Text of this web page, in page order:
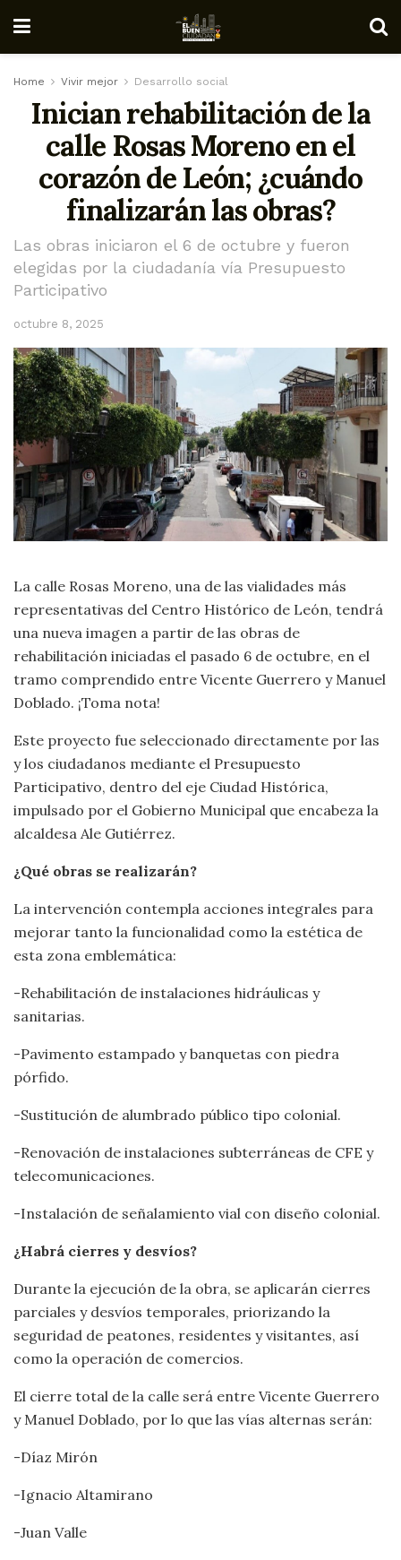
Home Vivir mejor Desarrollo social
Inician rehabilitación de la
calle Rosas Moreno en el
corazón de León; ¿cuándo
finalizarán las obras?
Las obras iniciaron el 6 de octubre y fueron
elegidas por la ciudadanía vía Presupuesto
Participativo
octubre 8, 2025
La calle Rosas Moreno, una de las vialidades más
representativas del Centro Histórico de León, tendrá
una nueva imagen a partir de las obras de
rehabilitación iniciadas el pasado 6 de octubre, en el
tramo comprendido entre Vicente Guerrero y Manuel
Doblado. ¡Toma nota!
Este proyecto fue seleccionado directamente por las
y los ciudadanos mediante el Presupuesto
Participativo, dentro del eje Ciudad Histórica,
impulsado por el Gobierno Municipal que encabeza la
alcaldesa Ale Gutiérrez.
¿Qué obras se realizarán?
La intervención contempla acciones integrales para
mejorar tanto la funcionalidad como la estética de
esta zona emblemática:
-Rehabilitación de instalaciones hidráulicas y
sanitarias.
-Pavimento estampado y banquetas con piedra
pórfido.
-Sustitución de alumbrado público tipo colonial.
-Renovación de instalaciones subterráneas de CFE y
telecomunicaciones.
-Instalación de señalamiento vial con diseño colonial.
¿Habrá cierres y desvíos?
Durante la ejecución de la obra, se aplicarán cierres
parciales y desvíos temporales, priorizando la
seguridad de peatones, residentes y visitantes, así
como la operación de comercios.
El cierre total de la calle será entre Vicente Guerrero
y Manuel Doblado, por lo que las vías alternas serán:
-Díaz Mirón
-Ignacio Altamirano
-Juan Valle